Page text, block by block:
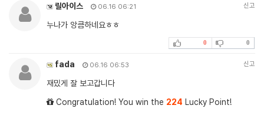
릴아이스 06.16 06:21 신고
누나가 앙큼하네요ㅎㅎ
0 0
fada 06.16 06:53 신고
재밌게 잘 보고갑니다
Congratulation! You win the 224 Lucky Point!